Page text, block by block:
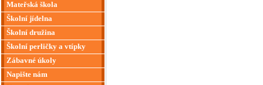
Mateřská škola
Školní jídelna
Školní družina
Školní perličky a vtípky
Zábavné úkoly
Napište nám